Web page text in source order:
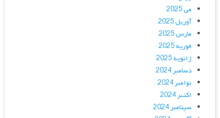
می 2025
آوریل 2025
مارس 2025
فوریه 2025
ژانویه 2025
دسامبر 2024
نوامبر 2024
اکتبر 2024
سپتامبر 2024